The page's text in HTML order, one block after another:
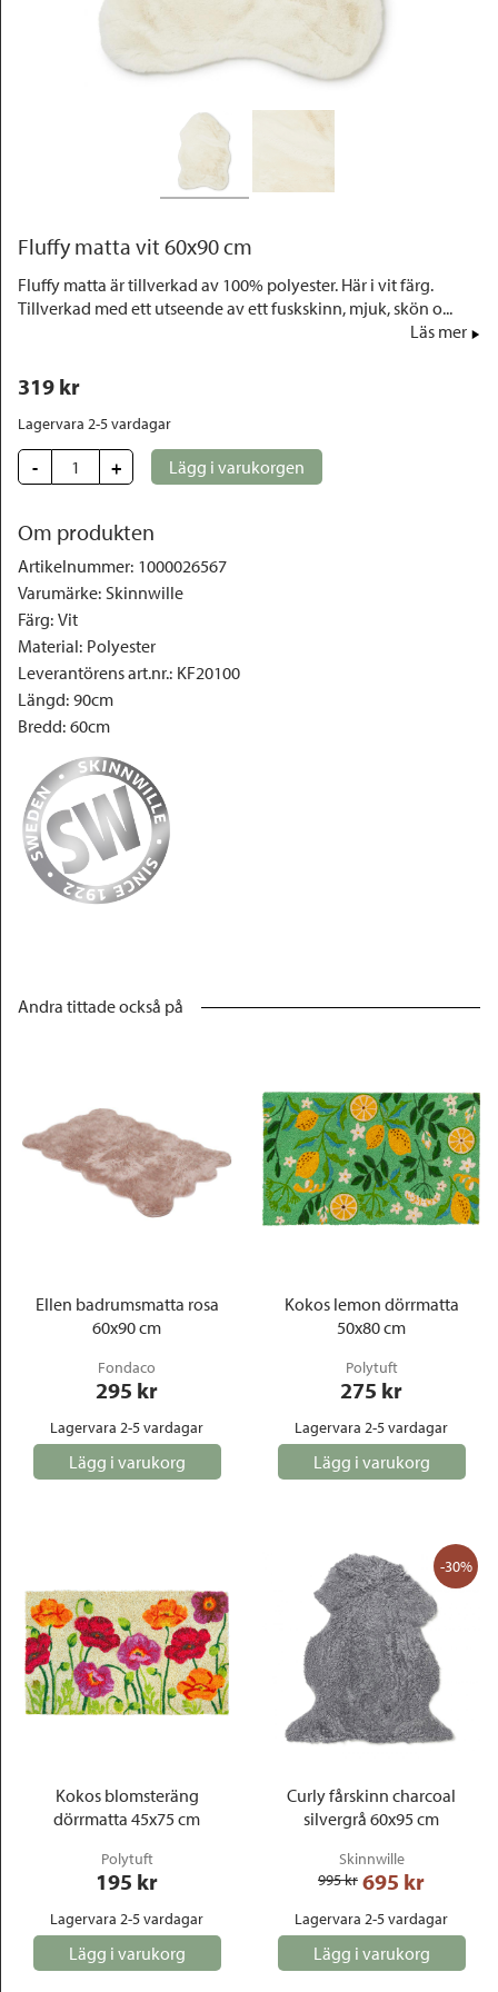
Fluffy matta vit 60x90 cm
Fluffy matta är tillverkad av 100% polyester. Här i vit färg.
Tillverkad med ett utseende av ett fuskskinn, mjuk, skön o...
Läs mer
319 kr
Lagervara 2-5 vardagar
- + Lägg i varukorgen
Om produkten
Artikelnummer: 1000026567
Varumärke: Skinnwille
Färg: Vit
Material: Polyester
Leverantörens art.nr.: KF20100
Längd: 90cm
Bredd: 60cm
Andra tittade också på
Ellen badrumsmatta rosa
60x90 cm
Fondaco
295 kr
Lagervara 2-5 vardagar
Lägg i varukorg
Kokos lemon dörrmatta
50x80 cm
Polytuft
275 kr
Lagervara 2-5 vardagar
Lägg i varukorg
Kokos blomsteräng
dörrmatta 45x75 cm
Polytuft
195 kr
Lagervara 2-5 vardagar
Lägg i varukorg
-30%
Curly fårskinn charcoal
silvergrå 60x95 cm
Skinnwille
995 kr 695 kr
Lagervara 2-5 vardagar
Lägg i varukorg